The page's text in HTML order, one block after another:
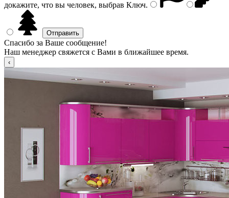
докажите, что вы человек, выбрав Ключ.
Спасибо за Ваше сообщение!
Наш менеджер свяжется с Вами в ближайшее время.